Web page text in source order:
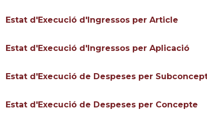
Estat d'Execució d'Ingressos per Article
Estat d'Execució d'Ingressos per Aplicació
Estat d'Execució de Despeses per
Estat d'Execució de Despeses per Concepte